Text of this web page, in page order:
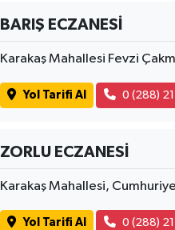
BARIŞ ECZANESİ
Karakaş Mahallesi Fevzi
Yol Tarifi Al 0 (288)
ZORLU ECZANESİ
Karakaş Mahallesi,
Yol Tarifi Al 0 (288)